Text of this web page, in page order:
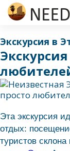
Экскурсия в
Эта экскурсия
отдых:
туристов